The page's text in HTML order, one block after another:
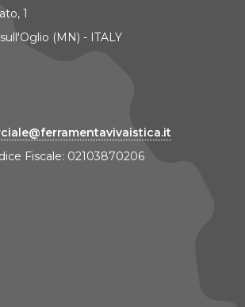
1
(MN) - ITALY
Fiscale: 02103870206